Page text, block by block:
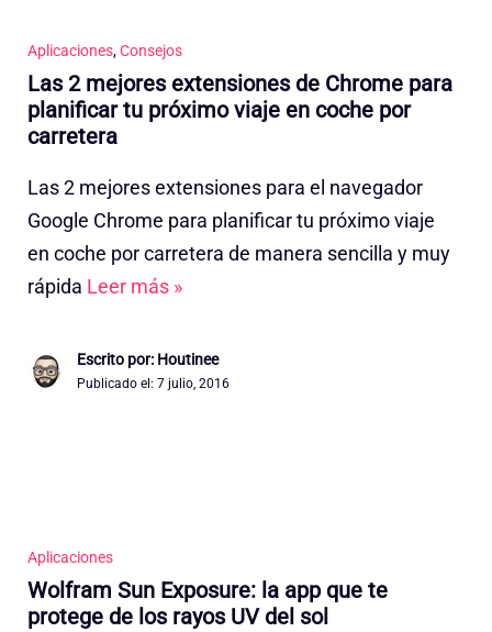
Aplicaciones,Consejos
Las 2 mejores extensiones de Chrome para
planificar tu próximo viaje en coche por
carretera
Las 2 mejores extensiones para el navegador
Google Chrome para planificar tu próximo viaje
en coche por carretera de manera sencilla y muy
rápida Leer más »
Escrito por: Houtinee
Publicado el: 7 julio, 2016
Aplicaciones
Wolfram Sun Exposure: la app que te
protege de los rayos UV del sol